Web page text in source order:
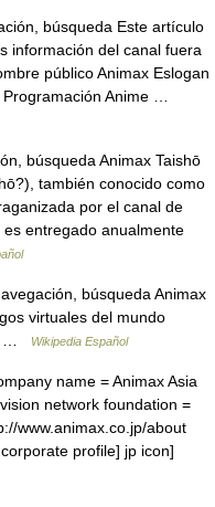
búsqueda Este artículo
información del canal fuera
público Animax Eslogan
Programación Anime …
búsqueda Animax Taishō
también conocido como
por el canal de
entregado anualmente
búsqueda Animax
virtuales del mundo
…
Wikipedia Español
name = Animax Asia
network foundation =
www.animax.co.jp/about
profile] jp icon]